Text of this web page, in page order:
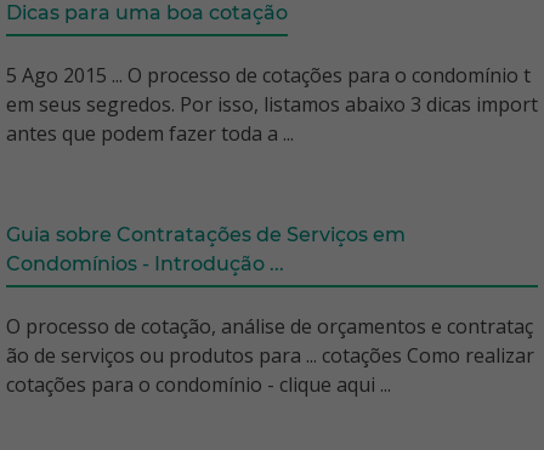
Dicas para uma boa cotação
5 Ago 2015 ... O processo de cotações para o condomínio t
em seus segredos. Por isso, listamos abaixo 3 dicas import
antes que podem fazer toda a ...
Guia sobre Contratações de Serviços em
Condomínios - Introdução ...
O processo de cotação, análise de orçamentos e contrataç
ão de serviços ou produtos para ... cotações Como realizar
cotações para o condomínio - clique aqui ...